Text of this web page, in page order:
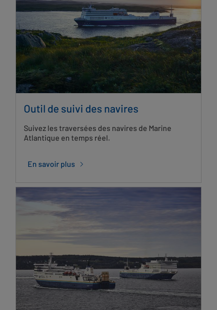
Outil de suivi des navires
Suivez les traversées des navires de Marine
Atlantique en temps réel.
En savoir plus